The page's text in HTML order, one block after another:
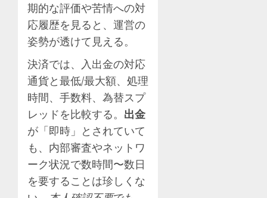
期的な評価や苦情への対
応履歴を見ると、運営の
姿勢が透けて見える。
決済では、入出金の対応
通貨と最低/最大額、処理
時間、手数料、為替スプ
レッドを比較する。 出金
が「即時」とされていて
も、内部審査やネットワ
ーク状況で数時間〜数日
を要することは珍しくな